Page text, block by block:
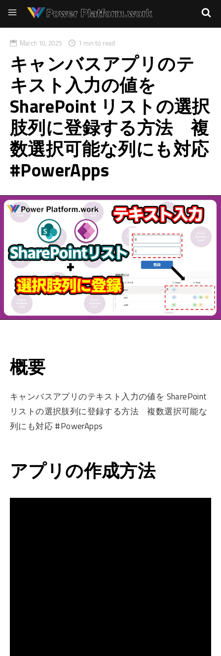
March 10, 2025 1 min to read
キャンバスアプリのテ
キスト入力の値を
SharePoint リストの選択
肢列に登録する方法 複
数選択可能な列にも対応
#PowerApps
概要
キャンバスアプリのテキスト入力の値を SharePoint
リストの選択肢列に登録する方法 複数選択可能な
列にも対応 #PowerApps
アプリの作成方法